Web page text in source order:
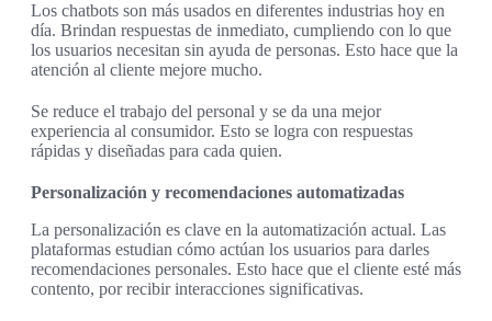
Los chatbots son más usados en diferentes industrias hoy en
día. Brindan respuestas de inmediato, cumpliendo con lo que
los usuarios necesitan sin ayuda de personas. Esto hace que la
atención al cliente mejore mucho.
Se reduce el trabajo del personal y se da una mejor
experiencia al consumidor. Esto se logra con respuestas
rápidas y diseñadas para cada quien.
Personalización y recomendaciones automatizadas
La personalización es clave en la automatización actual. Las
plataformas estudian cómo actúan los usuarios para darles
recomendaciones personales. Esto hace que el cliente esté más
contento, por recibir interacciones significativas.